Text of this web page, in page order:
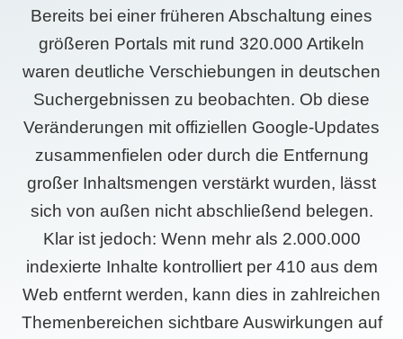
Bereits bei einer früheren Abschaltung eines
größeren Portals mit rund 320.000 Artikeln
waren deutliche Verschiebungen in deutschen
Suchergebnissen zu beobachten. Ob diese
Veränderungen mit offiziellen Google-Updates
zusammenfielen oder durch die Entfernung
großer Inhaltsmengen verstärkt wurden, lässt
sich von außen nicht abschließend belegen.
Klar ist jedoch: Wenn mehr als 2.000.000
indexierte Inhalte kontrolliert per 410 aus dem
Web entfernt werden, kann dies in zahlreichen
Themenbereichen sichtbare Auswirkungen auf